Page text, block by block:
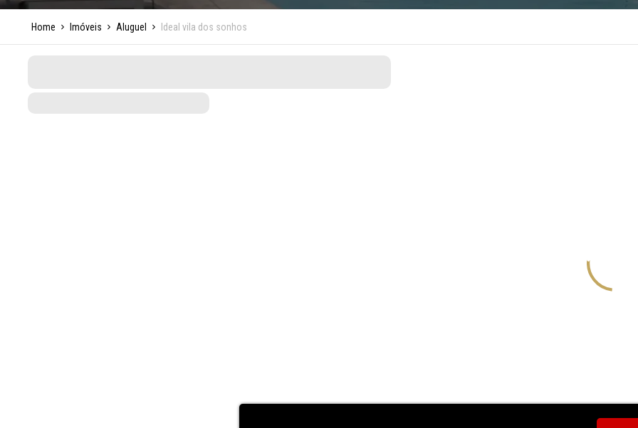
Home Imóveis Aluguel Ideal vila dos sonhos